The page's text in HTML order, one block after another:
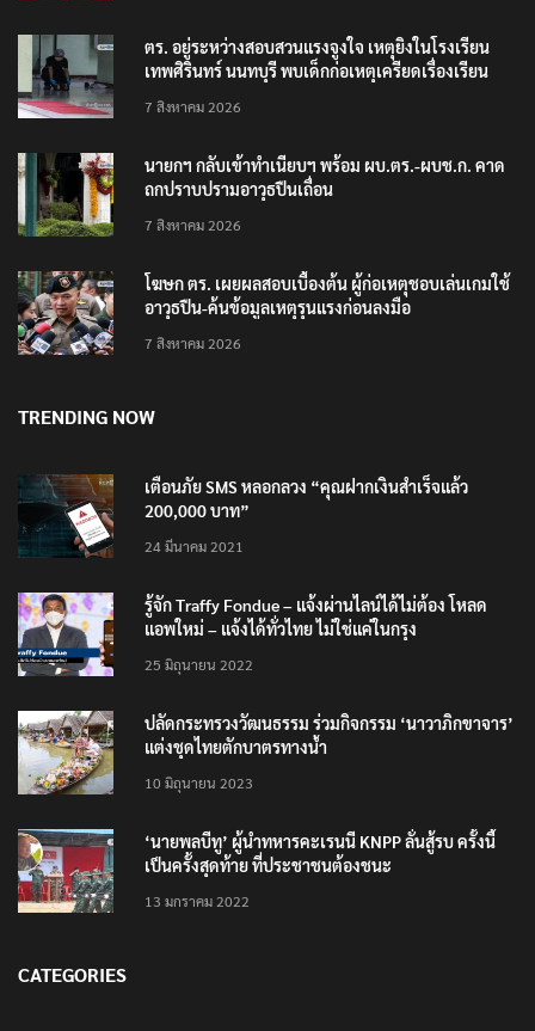
ตร. อยู่ระหว่างสอบสวนแรงจูงใจ เหตุยิงในโรงเรียน
เทพศิรินทร์ นนทบุรี พบเด็กก่อเหตุเครียดเรื่องเรียน
7 สิงหาคม 2026
นายกฯ กลับเข้าทำเนียบฯ พร้อม ผบ.ตร.-ผบช.ก. คาด
ถกปราบปรามอาวุธปืนเถื่อน
7 สิงหาคม 2026
โฆษก ตร. เผยผลสอบเบื้องต้น ผู้ก่อเหตุชอบเล่นเกมใช้
อาวุธปืน-ค้นข้อมูลเหตุรุนแรงก่อนลงมือ
7 สิงหาคม 2026
TRENDING NOW
เตือนภัย SMS หลอกลวง “คุณฝากเงินสำเร็จแล้ว
200,000 บาท”
24 มีนาคม 2021
รู้จัก Traffy Fondue – แจ้งผ่านไลน์ได้ไม่ต้อง โหลด
แอพใหม่ – แจ้งได้ทั่วไทย ไม่ใช่แค่ในกรุง
25 มิถุนายน 2022
ปลัดกระทรวงวัฒนธรรม ร่วมกิจกรรม ‘นาวาภิกขาจาร’
แต่งชุดไทยตักบาตรทางน้ำ
10 มิถุนายน 2023
‘นายพลบีทู’ ผู้นำทหารคะเรนนี KNPP ลั่นสู้รบ ครั้งนี้
เป็นครั้งสุดท้าย ที่ประชาชนต้องชนะ
13 มกราคม 2022
CATEGORIES